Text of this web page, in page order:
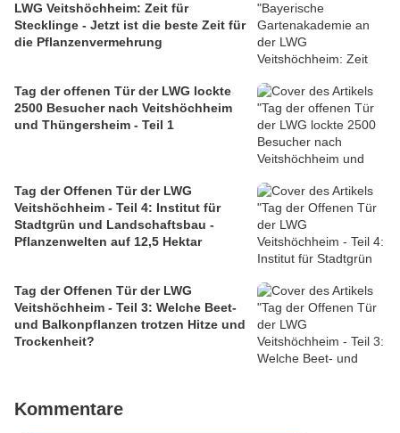
LWG Veitshöchheim: Zeit für
Stecklinge - Jetzt ist die beste Zeit für
die Pflanzenvermehrung
Tag der offenen Tür der LWG lockte
2500 Besucher nach Veitshöchheim
und Thüngersheim - Teil 1
Tag der Offenen Tür der LWG
Veitshöchheim - Teil 4: Institut für
Stadtgrün und Landschaftsbau -
Pflanzenwelten auf 12,5 Hektar
Tag der Offenen Tür der LWG
Veitshöchheim - Teil 3: Welche Beet-
und Balkonpflanzen trotzen Hitze und
Trockenheit?
Kommentare